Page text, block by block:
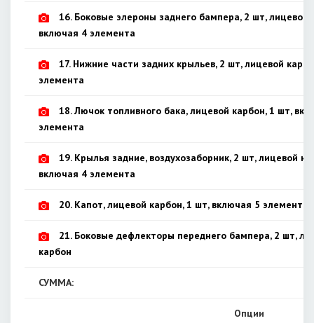
16. Боковые элероны заднего бампера, 2 шт, лицевой
включая 4 элемента
17. Нижние части задних крыльев, 2 шт, лицевой
элемента
18. Лючок топливного бака, лицевой карбон, 1 шт,
элемента
19. Крылья задние, воздухозаборник, 2 шт, лицевой
включая 4 элемента
20. Капот, лицевой карбон, 1 шт, включая 5 элементов
21. Боковые дефлекторы переднего бампера, 2 шт,
карбон
СУММА:
Опции